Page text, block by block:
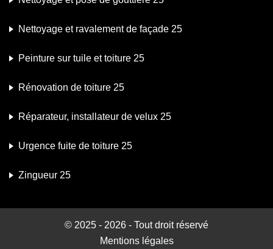
Nettoyage et ravalement de façade 25
Peinture sur tuile et toiture 25
Rénovation de toiture 25
Réparateur, installateur de velux 25
Urgence fuite de toiture 25
Zingueur 25
© 2025 - 2026 - Tout droit réservé
Mentions légales